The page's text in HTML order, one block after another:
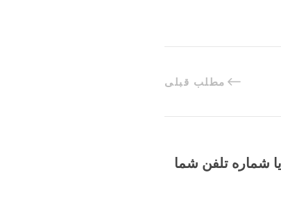
مطلب قبلی
شماره تلفن شما